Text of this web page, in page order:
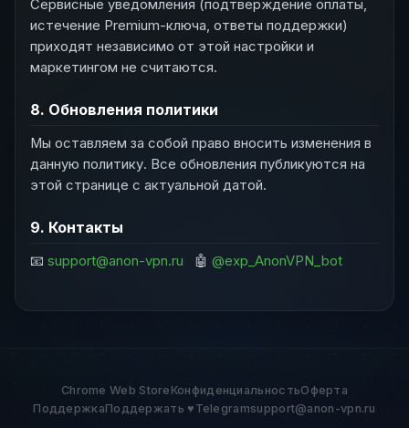
Сервисные уведомления (подтверждение оплаты,
истечение Premium-ключа, ответы поддержки)
приходят независимо от этой настройки и
маркетингом не считаются.
8. Обновления политики
Мы оставляем за собой право вносить изменения в
данную политику. Все обновления публикуются на
этой странице с актуальной датой.
9. Контакты
📧 support@anon-vpn.ru 🤖 @exp_AnonVPN_bot
Chrome Web Store КонфиденциальностьОферта
ПоддержкаПоддержать ♥ Telegramsupport@anon-vpn.ru